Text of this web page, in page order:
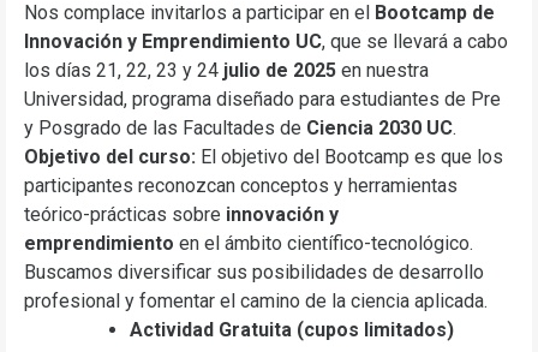
Nos complace invitarlos a participar en el Bootcamp de
Innovación y Emprendimiento UC, que se llevará a cabo
los días 21, 22, 23 y 24 julio de 2025 en nuestra
Universidad, programa diseñado para estudiantes de Pre
y Posgrado de las Facultades de Ciencia 2030 UC.
Objetivo del curso: El objetivo del Bootcamp es que los
participantes reconozcan conceptos y herramientas
teórico-prácticas sobre innovación y
emprendimiento en el ámbito científico-tecnológico.
Buscamos diversificar sus posibilidades de desarrollo
profesional y fomentar el camino de la ciencia aplicada.
Actividad Gratuita (cupos limitados)